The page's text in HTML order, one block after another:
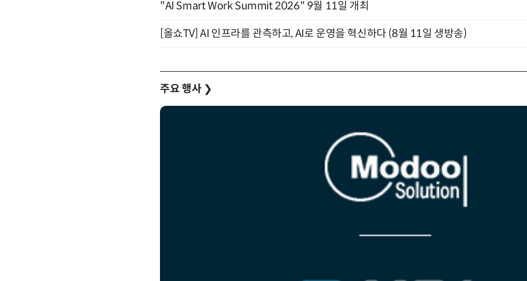
"AI Smart Work Summit 2026" 9월 11일 개최
[올쇼TV] AI 인프라를 관측하고, AI로 운영을 혁신하다 (8월 11일 생방송)
주요 행사 ❯